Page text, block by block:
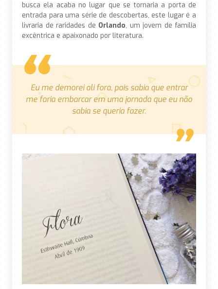
busca ela acaba no lugar que se tornaria a porta de
entrada para uma série de descobertas, este lugar é a
livraria de raridades de Orlando, um jovem de família
excêntrica e apaixonado por literatura.
Eu me demorei ali fora, pois sabia que entrar
me faria embarcar em uma jornada que eu não
sabia se queria fazer.